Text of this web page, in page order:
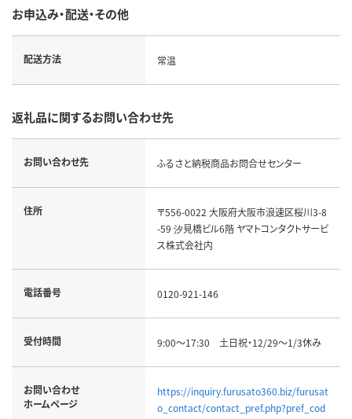
お申込み・配送・その他
配送方法 常温
返礼品に関するお問い合わせ先
お問い合わせ先 ふるさと納税商品お問合せセンター
住所
〒556-0022 大阪府大阪市浪速区桜川3-8
-59 汐見橋ビル6階 ヤマトコンタクトサービ
ス株式会社内
電話番号 0120-921-146
受付時間 9:00～17:30 土日祝・12/29～1/3休み
お問い合わせ
ホームページ
https://inquiry.furusato360.biz/furusat
o_contact/contact_pref.php?pref_cod